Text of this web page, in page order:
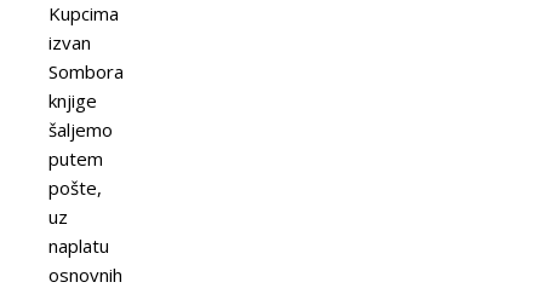
Kupcima
izvan
Sombora
knjige
šaljemo
putem
pošte,
uz
naplatu
osnovnih